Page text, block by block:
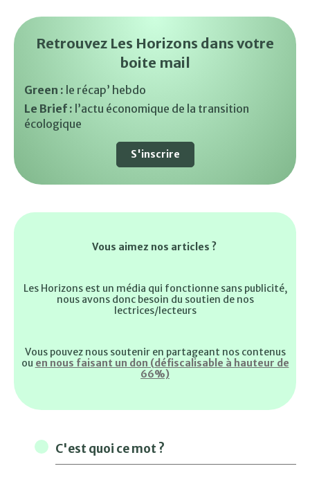
Retrouvez Les Horizons dans votre
boite mail
Green : le récap’ hebdo
Le Brief : l’actu économique de la transition
écologique
S'inscrire
Vous aimez nos articles ?
Les Horizons est un média qui fonctionne sans publicité,
nous avons donc besoin du soutien de nos
lectrices/lecteurs
Vous pouvez nous soutenir en partageant nos contenus
ou en nous faisant un don (défiscalisable à hauteur de
66%)
C'est quoi ce mot ?